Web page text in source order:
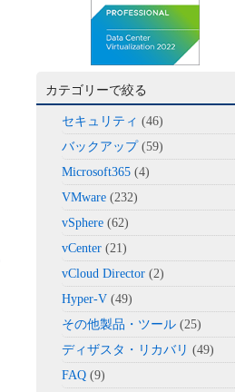
カテゴリーで絞る
セキュリティ (46)
バックアップ(59)
Microsoft365 (4)
VMware (232)
vSphere (62)
vCenter (21)
vCloud Director (2)
Hyper-V (49)
その他製品・ツール (25)
ディザスタ・リカバリ (49)
FAQ (9)